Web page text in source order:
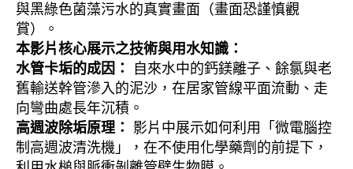
與黑綠色菌藻污水的真實畫面（畫面恐謹慎觀
賞）。
本影片核心展示之技術與用水知識：
水管卡垢的成因：
自來水中的鈣鎂離子、餘氯與老
舊輸送幹管滲入的泥沙，在居家管線平面流動、走
向彎曲處長年沉積。
高週波除垢原理：
影片中展示如何利用「微電腦控
制高週波清洗機」，在不使用化學藥劑的前提下，